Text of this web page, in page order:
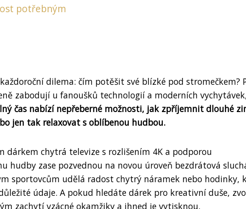
potřebným
dilema: čím potěšit své blízké pod stromečkem?
zabodují u fanoušků technologií a moderních
čas nabízí nepřeberné možnosti, jak zpříjemnit dlouhé
jen tak relaxovat s oblíbenou hudbou.
dárkem chytrá televize s rozlišením 4K a podporou
hudby zase pozvednou na novou úroveň bezdrátová
sportovcům udělá radost chytrý náramek nebo hodinky,
údaje. A pokud hledáte dárek pro kreativní duše,
zachytí vzácné okamžiky a ihned je vytisknou.